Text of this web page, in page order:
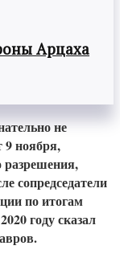
Арцаха
не
9 ноября,
разрешения,
сопредседатели
по итогам
году сказал